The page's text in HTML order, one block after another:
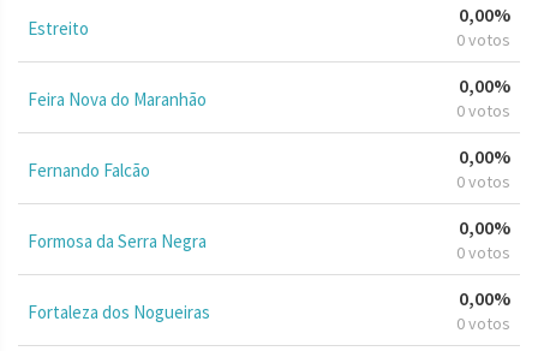
Estreito
0,00%
0 votos
Feira Nova do Maranhão
0,00%
0 votos
Fernando Falcão
0,00%
0 votos
Formosa da Serra Negra
0,00%
0 votos
Fortaleza dos Nogueiras
0,00%
0 votos